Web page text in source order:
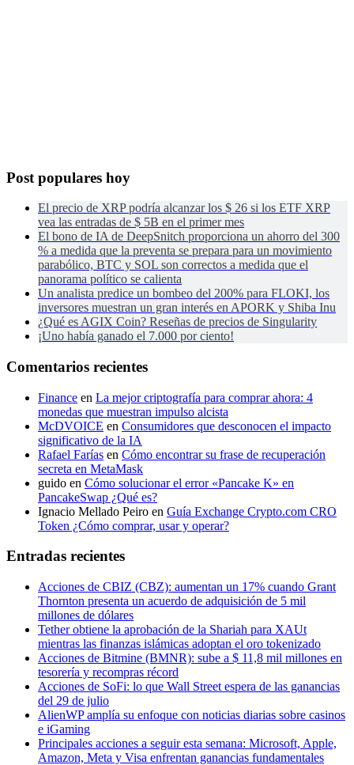
Post populares hoy
El precio de XRP podría alcanzar los $ 26 si los ETF XRP
vea las entradas de $ 5B en el primer mes
El bono de IA de DeepSnitch proporciona un ahorro del 300
% a medida que la preventa se prepara para un movimiento
parabólico, BTC y SOL son correctos a medida que el
panorama político se calienta
Un analista predice un bombeo del 200% para FLOKI, los
inversores muestran un gran interés en APORK y Shiba Inu
¿Qué es AGIX Coin? Reseñas de precios de Singularity
¡Uno había ganado el 7.000 por ciento!
Comentarios recientes
Finance en La mejor criptografía para comprar ahora: 4
monedas que muestran impulso alcista
McDVOICE en Consumidores que desconocen el impacto
significativo de la IA
Rafael Farías en Cómo encontrar su frase de recuperación
secreta en MetaMask
guido en Cómo solucionar el error «Pancake K» en
PancakeSwap ¿Qué es?
Ignacio Mellado Peiro en Guía Exchange Crypto.com CRO
Token ¿Cómo comprar, usar y operar?
Entradas recientes
Acciones de CBIZ (CBZ): aumentan un 17% cuando Grant
Thornton presenta un acuerdo de adquisición de 5 mil
millones de dólares
Tether obtiene la aprobación de la Shariah para XAUt
mientras las finanzas islámicas adoptan el oro tokenizado
Acciones de Bitmine (BMNR): sube a $ 11,8 mil millones en
tesorería y recompras récord
Acciones de SoFi: lo que Wall Street espera de las ganancias
del 29 de julio
AlienWP amplía su enfoque con noticias diarias sobre casinos
e iGaming
Principales acciones a seguir esta semana: Microsoft, Apple,
Amazon, Meta y Visa enfrentan ganancias fundamentales